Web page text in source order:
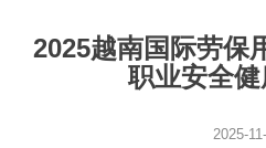
2025越南国际劳保
职业安全
2025-